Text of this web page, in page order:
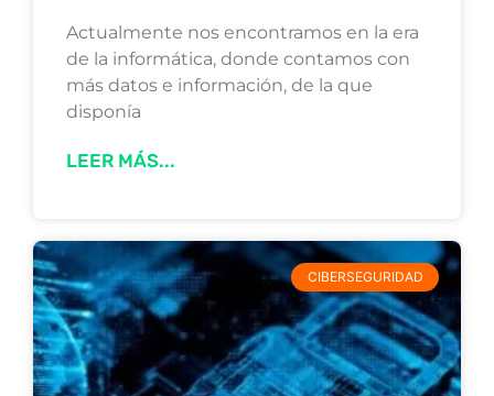
Actualmente nos encontramos en la era
de la informática, donde contamos con
más datos e información, de la que
disponía
LEER MÁS...
CIBERSEGURIDAD